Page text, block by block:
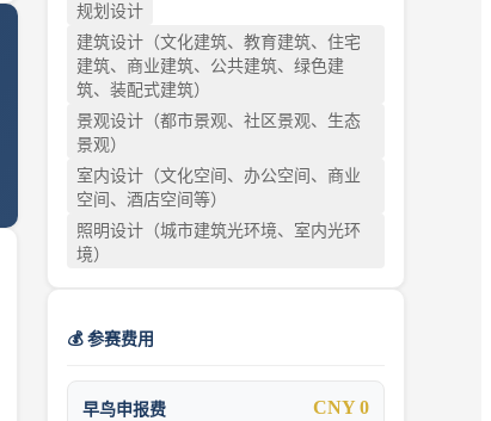
规划设计
建筑设计（文化建筑、教育建筑、住宅
建筑、商业建筑、公共建筑、绿色建
筑、装配式建筑）
景观设计（都市景观、社区景观、生态
景观）
室内设计（文化空间、办公空间、商业
空间、酒店空间等）
照明设计（城市建筑光环境、室内光环
境）
💰 参赛费用
早鸟申报费 CNY 0